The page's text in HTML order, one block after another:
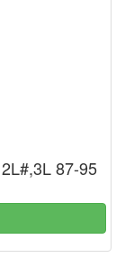
87-95